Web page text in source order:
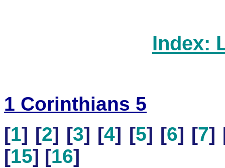
Index:
1 Corinthians 5
[1] [2] [3] [4] [5] [6] [7]
[15] [16]